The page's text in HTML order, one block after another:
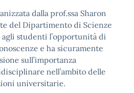
dalla prof.ssa Sharon
del Dipartimento di Scienze
studenti l’opportunità di
e ha sicuramente
sull’importanza
nell’ambito delle
universitarie.